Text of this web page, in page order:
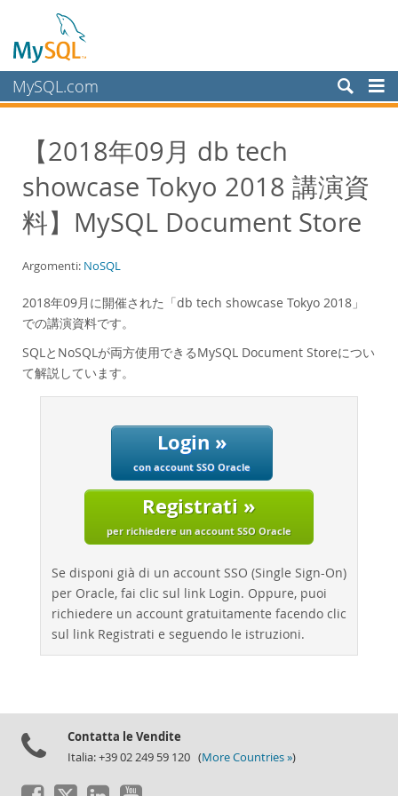
MySQL.com
Servizi
Partner
Clienti
White Papers
Presentations
Videos
Case Studies
Books
Notizie ed eventi
Come acquistare
Download
Documentazione
Sviluppatori
【2018年09月 db tech
showcase Tokyo 2018 講演資
料】MySQL Document Store
Argomenti: NoSQL
2018年09月に開催された「db tech showcase Tokyo 2018」
での講演資料です。
SQLとNoSQLが両方使用できるMySQL Document Storeについ
て解説しています。
Login »
con account SSO Oracle
Registrati »
per richiedere un account SSO Oracle
Se disponi già di un account SSO (Single Sign-On)
per Oracle, fai clic sul link Login. Oppure, puoi
richiedere un account gratuitamente facendo clic
sul link Registrati e seguendo le istruzioni.
Contatta le Vendite
Italia: +39 02 249 59 120 (More Countries »)